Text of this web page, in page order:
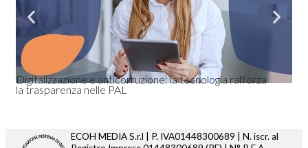
Digitalizzazione e anticorruzione: la tecnologia rafforza
la trasparenza nelle PAL
ECOH MEDIA S.r.l | P. IVA01448300689 | N. iscr. al